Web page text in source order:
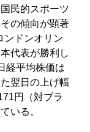
民的スポーツ
の傾向が顕著
ンドンオリン
代表が勝利し
経平均株価は
翌日の上げ幅
円（対ブラ
いる。